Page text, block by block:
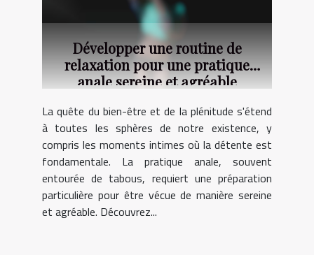
Développer une routine de
relaxation pour une pratique
anale sereine et agréable
La quête du bien-être et de la plénitude s'étend
à toutes les sphères de notre existence, y
compris les moments intimes où la détente est
fondamentale. La pratique anale, souvent
entourée de tabous, requiert une préparation
particulière pour être vécue de manière sereine
et agréable. Découvrez...